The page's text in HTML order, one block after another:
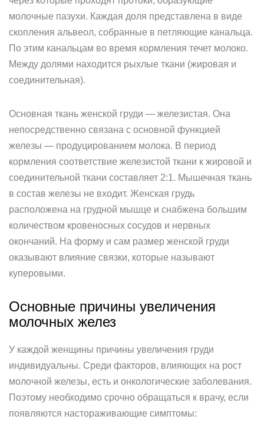
молочные пазухи. Каждая доля представлена в виде
скопления альвеол, собранные в петляющие канальца.
По этим канальцам во время кормления течет молоко.
Между долями находится рыхлые ткани (жировая и
соединительная).
Основная ткань женской груди — железистая. Она
непосредственно связана с основной функцией
железы — продуцированием молока. В период
кормления соответствие железистой ткани к жировой и
соединительной ткани составляет 2:1. Мышечная ткань
в состав железы не входит. Женская грудь
расположена на грудной мышце и снабжена большим
количеством кровеносных сосудов и нервных
окончаний. На форму и сам размер женской груди
оказывают влияние связки, которые называют
куперовыми.
Основные причины увеличения
молочных желез
У каждой женщины причины увеличения груди
индивидуальны. Среди факторов, влияющих на рост
молочной железы, есть и онкологические заболевания.
Поэтому необходимо срочно обращаться к врачу, если
появляются настораживающие симптомы: